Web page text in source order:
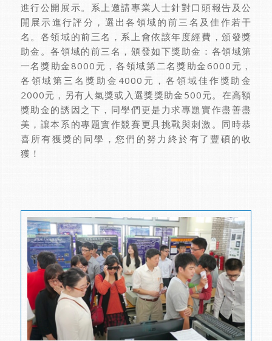
進行公開展示。系上邀請專業人士針對口頭報告及公
開展示進行評分，選出各領域的前三名及佳作若干
名。各領域的前三名，系上會依該年度經費，頒發獎
助金。各領域的前三名，頒發如下獎助金：各領域第
一名獎助金8000元，各領域第二名獎助金6000元，
各領域第三名獎助金4000元，各領域佳作獎助金
2000元，另有人氣獎或入選獎獎助金500元。在高額
獎助金的誘因之下，同學們更是力求專題實作盡善盡
美，讓本系的專題實作競賽更具挑戰與刺激。同時恭
喜所有獲獎的同學，您們的努力終於有了豐碩的收
獲！